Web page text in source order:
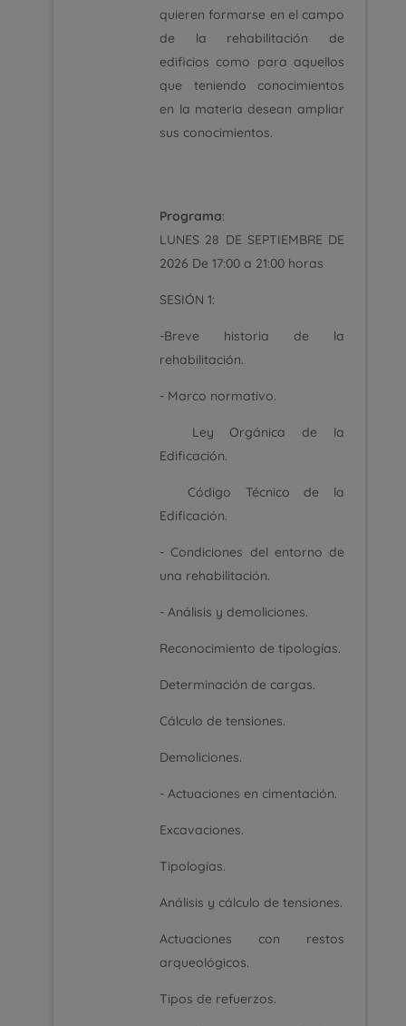
quieren formarse en el campo
de la rehabilitación de
edificios como para aquellos
que teniendo conocimientos
en la materia desean ampliar
sus conocimientos.
Programa:
LUNES 28 DE SEPTIEMBRE DE
2026 De 17:00 a 21:00 horas
SESIÓN 1:
-Breve historia de la
rehabilitación.
- Marco normativo.
Ley Orgánica de la
Edificación.
Código Técnico de la
Edificación.
- Condiciones del entorno de
una rehabilitación.
- Análisis y demoliciones.
Reconocimiento de tipologías.
Determinación de cargas.
Cálculo de tensiones.
Demoliciones.
- Actuaciones en cimentación.
Excavaciones.
Tipologías.
Análisis y cálculo de tensiones.
Actuaciones con restos
arqueológicos.
Tipos de refuerzos.